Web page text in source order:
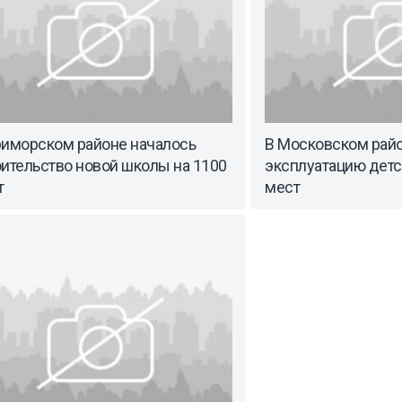
районе началось
новой школы на 1100
В Московском
эксплуатацию
мест